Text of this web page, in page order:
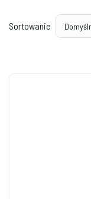
Sortowanie